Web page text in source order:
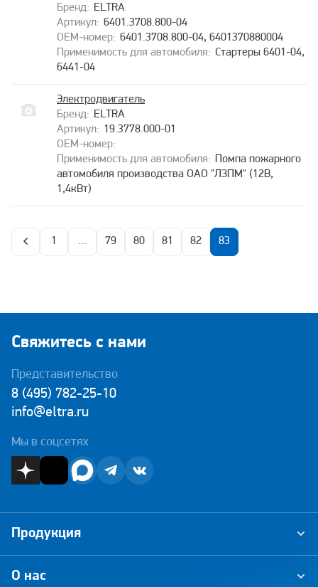
ELTRA
6401.3708.800-04
6401.3708.800-04, 6401370880004
Стартеры 6401-04,
6441-04
ELTRA
19.3778.000-01
Электродвигатель
Помпа пожарного
автомобиля производства ОАО "ЛЗПМ" (12В,
1,4кВт)
1 ... 79 80 81 82 83
Свяжитесь с нами
Представительство
8 (495) 782-25-10
info@eltra.ru
Мы в соцсетях
О нас
Продукция